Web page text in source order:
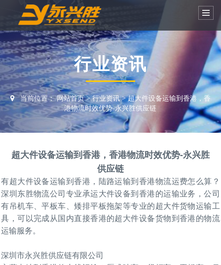
行业资讯
当前位置：网站首页>行业资讯>超大件设备运输到香港，香
港物流时效优势-永兴胜供应链
超大件设备运输到香港，香港物流时效优势-永兴胜
供应链
有超大件设备运输到香港，陆路运输到 香港物流运费怎么算？
深圳 东胜物流公司专业承运大件设备到香港的运输业务，公司
有吊机车、平板车、矮排平板拖架等专业的超大件货物运输工
具，可以完成从国内直接香港的超大件设备货物到香港的物流
运输服务。
深圳市永兴胜供应链有限公司